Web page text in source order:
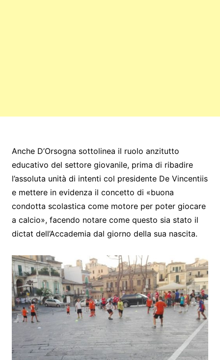
Anche D’Orsogna sottolinea il ruolo anzitutto
educativo del settore giovanile, prima di ribadire
l’assoluta unità di intenti col presidente De Vincentiis
e mettere in evidenza il concetto di «buona
condotta scolastica come motore per poter giocare
a calcio», facendo notare come questo sia stato il
dictat dell’Accademia dal giorno della sua nascita.